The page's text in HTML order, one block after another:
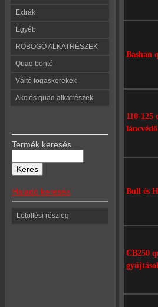
Extrák
Egyéb
ROBOGÓ ALKATRÉSZEK
Quad bontó
Váltó fogaskerekek
Akciós quad alkatrészek
Termék keresés
Haladó keresés
Letöltési részleg
Bashan
110-125
Bull és
CB250